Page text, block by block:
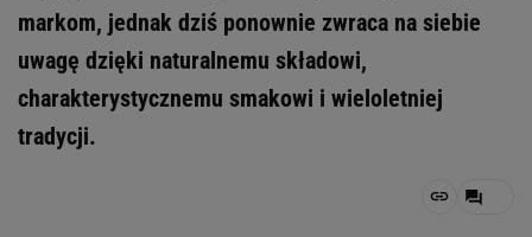
markom, jednak dziś ponownie zwraca na siebie
uwagę dzięki naturalnemu składowi,
charakterystycznemu smakowi i wieloletniej
tradycji.